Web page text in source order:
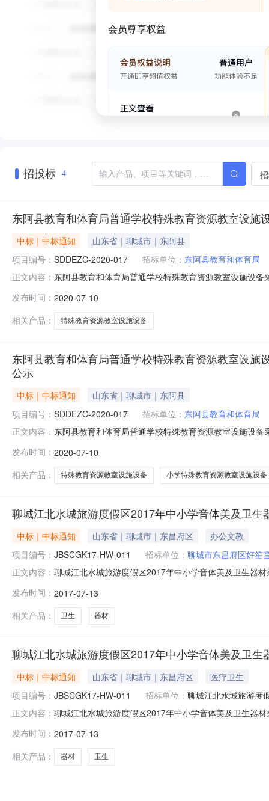
会员尊享权益
招投标 4
东阿县教育和体育局普通学校特殊教育资源教室设
中标｜中标通知
山东省｜聊城市｜东阿县
项目编号： SDDEZC-2020-017 招标单位： 东阿县教育和体育局
正文内容： 东阿县教育和体育局普通学校特殊教育资源教室设施设
司地址：聊城市兴华东路53号联系人：曹女士联系电话
号：DEZFCG-202
发布时间： 2020-07-10
相关产品：
特殊教育资源教室设施设备
东阿县教育和体育局普通学校特殊教育资源教室设
公示
中标｜中标通知
山东省｜聊城市｜东阿县
项目编号： SDDEZC-2020-017 招标单位： 东阿县教育和体育局
正文内容： 东阿县教育和体育局普通学校特殊教育资源教室设施设
5109835招标代理机构：山东招标股份有限公司地址：
教室设施设备采
发布时间： 2020-07-10
相关产品：
特殊教育资源教室设施设备 小学特殊教育资源教室设施设备
聊城江北水城旅游度假区2017年中小学音体美及卫生
中标｜中标通知 山东省｜聊城市｜东昌府区
办公文教
项目编号： JBSCGK17-HW-011 招标单位： 聊城市东昌府区好笙
正文内容： 聊城江北水城旅游度假区2017年中小学音体美及卫生器
名称中标金额（万元）中标人地址2017年中小学音体美
张荃
发布时间： 2017-07-13
相关产品：
卫生 器材
聊城江北水城旅游度假区2017年中小学音体美及卫生
中标｜中标通知 山东省｜聊城市｜东昌府区
医疗卫生
项目编号： JBSCGK17-HW-011 招标单位： 聊城江北水城旅游度
正文内容： 聊城江北水城旅游度假区2017年中小学音体美及卫生器
文总中标金额详见公告正文联系人及联系方式：项目联
位联系方式详见公告正文代理机
发布时间： 2017-07-13
相关产品：
器材 卫生